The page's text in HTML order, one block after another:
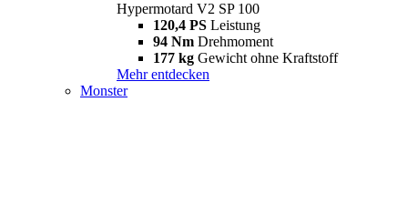
Hypermotard V2 SP 100
120,4 PS Leistung
94 Nm Drehmoment
177 kg Gewicht ohne Kraftstoff
Mehr entdecken
Monster